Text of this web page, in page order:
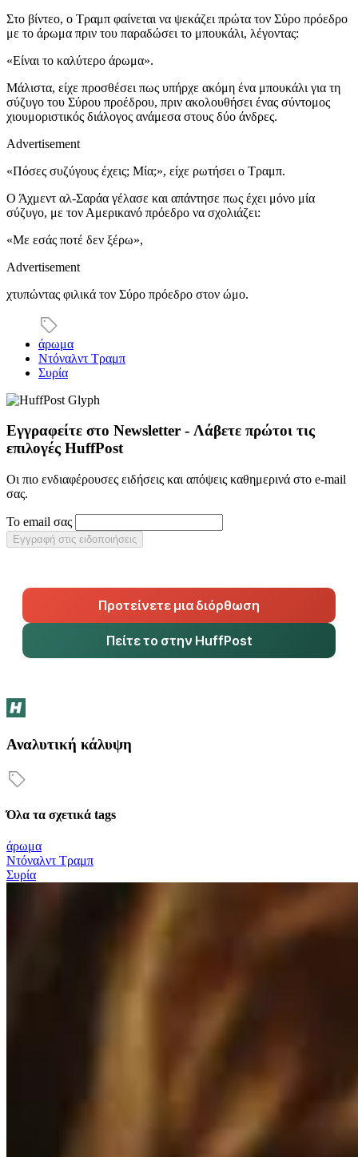
Στο βίντεο, ο Τραμπ φαίνεται να ψεκάζει πρώτα τον Σύρο πρόεδρο
με το άρωμα πριν του παραδώσει το μπουκάλι, λέγοντας:
«Είναι το καλύτερο άρωμα».
Μάλιστα, είχε προσθέσει πως υπήρχε ακόμη ένα μπουκάλι για τη
σύζυγο του Σύρου προέδρου, πριν ακολουθήσει ένας σύντομος
χιουμοριστικός διάλογος ανάμεσα στους δύο άνδρες.
Advertisement
«Πόσες συζύγους έχεις; Μία;», είχε ρωτήσει ο Τραμπ.
Ο Άχμεντ αλ-Σαράα γέλασε και απάντησε πως έχει μόνο μία
σύζυγο, με τον Αμερικανό πρόεδρο να σχολιάζει:
«Με εσάς ποτέ δεν ξέρω»,
Advertisement
χτυπώντας φιλικά τον Σύρο πρόεδρο στον ώμο.
άρωμα
Ντόναλντ Τραμπ
Συρία
Εγγραφείτε στο Newsletter - Λάβετε πρώτοι τις
επιλογές HuffPost
Οι πιο ενδιαφέρουσες ειδήσεις και απόψεις καθημερινά στο e-mail
σας.
Το email σας
Εγγραφή στις ειδοποιήσεις
Προτείνετε μια διόρθωση
Πείτε το στην HuffPost
Αναλυτική κάλυψη
Όλα τα σχετικά tags
άρωμα
Ντόναλντ Τραμπ
Συρία